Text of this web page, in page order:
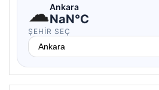
☁Ankara
NaN°C
ŞEHIR SEÇ